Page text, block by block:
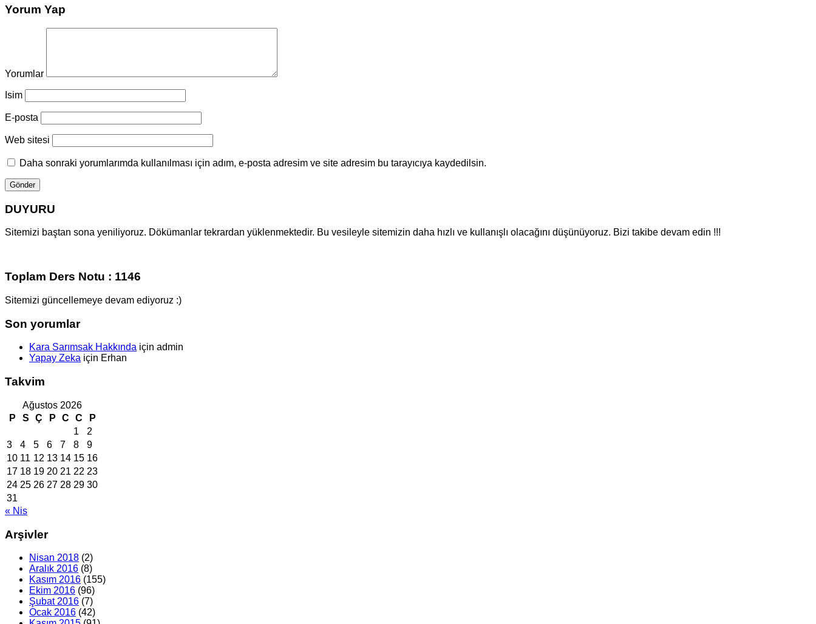
Yorum Yap
Yorumlar
Isim
E-posta
Web sitesi
Daha sonraki yorumlarımda kullanılması için adım, e-posta adresim ve site adresim bu tarayıcıya kaydedilsin.
DUYURU
Sitemizi baştan sona yeniliyoruz. Dökümanlar tekrardan yüklenmektedir. Bu vesileyle sitemizin daha hızlı ve kullanışlı olacağını düşünüyoruz. Bizi takibe devam edin !!!
Toplam Ders Notu : 1146
Sitemizi güncellemeye devam ediyoruz :)
Son yorumlar
Kara Sarımsak Hakkında için admin
Yapay Zeka için Erhan
Takvim
Ağustos 2026
P
S Ç P C C
P
1
2
3
4 5 6 7 8
9
10 11 12 13 14 15 16
17 18 19 20 21 22 23
24 25 26 27 28 29 30
31
« Nis
Arşivler
Nisan 2018 (2)
Aralık 2016 (8)
Kasım 2016 (155)
Ekim 2016 (96)
Şubat 2016 (7)
Ocak 2016 (42)